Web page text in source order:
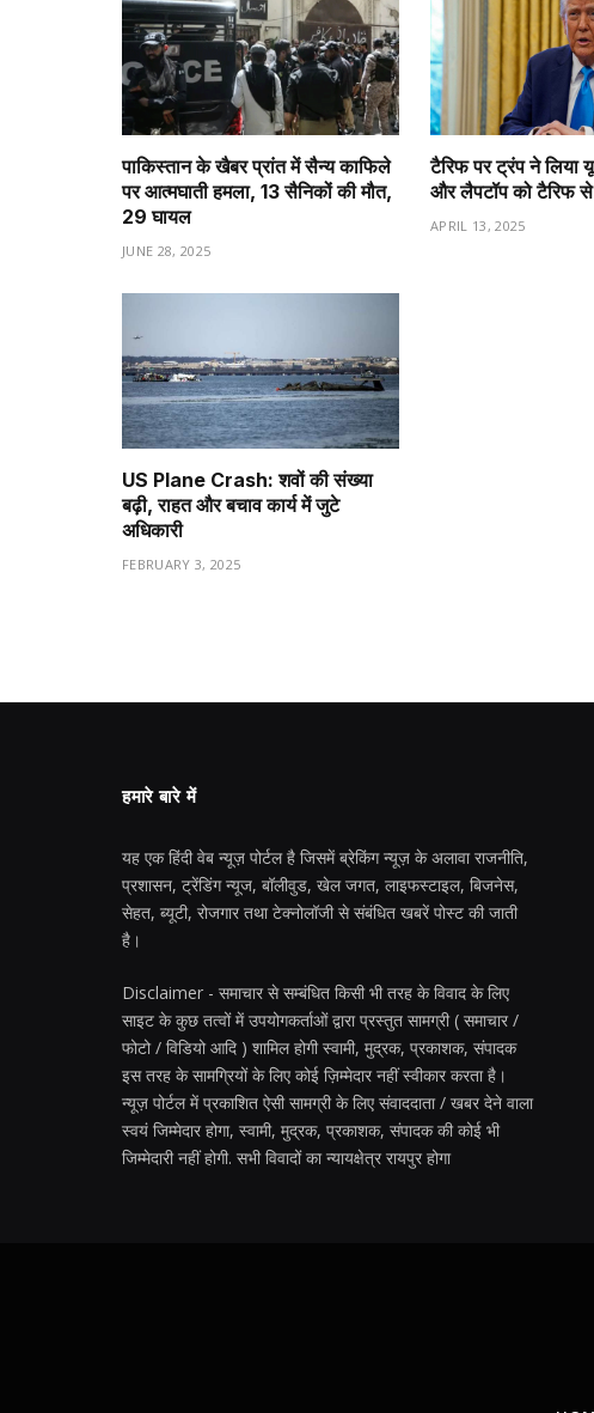
पाकिस्तान के खैबर प्रांत में सैन्य काफिले
पर आत्मघाती हमला, 13 सैनिकों की मौत,
29 घायल
JUNE 28, 2025
टैरिफ पर ट्रंप ने लिया
और लैपटॉप को टैरिफ
APRIL 13, 2025
US Plane Crash: शवों की संख्या
बढ़ी, राहत और बचाव कार्य में जुटे
अधिकारी
FEBRUARY 3, 2025
हमारे बारे में
यह एक हिंदी वेब न्यूज़ पोर्टल है जिसमें ब्रेकिंग न्यूज़ के अलावा राजनीति,
प्रशासन, ट्रेंडिंग न्यूज, बॉलीवुड, खेल जगत, लाइफस्टाइल, बिजनेस,
सेहत, ब्यूटी, रोजगार तथा टेक्नोलॉजी से संबंधित खबरें पोस्ट की जाती
है।
Disclaimer - समाचार से सम्बंधित किसी भी तरह के विवाद के लिए
साइट के कुछ तत्वों में उपयोगकर्ताओं द्वारा प्रस्तुत सामग्री ( समाचार /
फोटो / विडियो आदि ) शामिल होगी स्वामी, मुद्रक, प्रकाशक, संपादक
इस तरह के सामग्रियों के लिए कोई ज़िम्मेदार नहीं स्वीकार करता है।
न्यूज़ पोर्टल में प्रकाशित ऐसी सामग्री के लिए संवाददाता / खबर देने वाला
स्वयं जिम्मेदार होगा, स्वामी, मुद्रक, प्रकाशक, संपादक की कोई भी
जिम्मेदारी नहीं होगी. सभी विवादों का न्यायक्षेत्र रायपुर होगा